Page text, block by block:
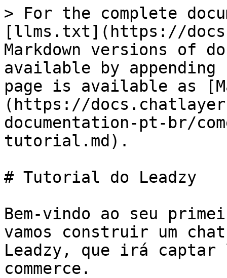
> For the complete
[llms.txt](https://
Markdown versions of
available by
page is available as
(https://
documentation-pt-br/
tutorial.md).
# Tutorial do Leadzy
Bem-vindo ao seu
vamos construir um
Leadzy, que irá captar
commerce.